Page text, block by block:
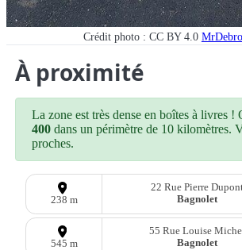
Crédit photo : CC BY 4.0
À proximité
La zone est très dense en boîtes à livres !
400 dans un périmètre de 10 kilomètres.
proches.
238 m
22 Rue Pierre
Bagnolet
545 m
55 Rue Louise
Bagnolet